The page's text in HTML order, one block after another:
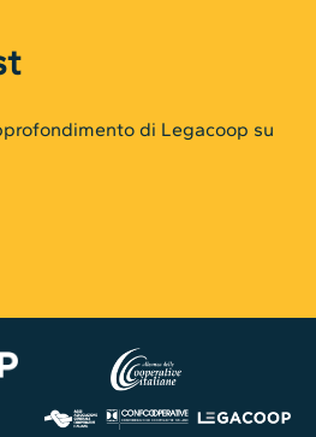
di Legacoop su